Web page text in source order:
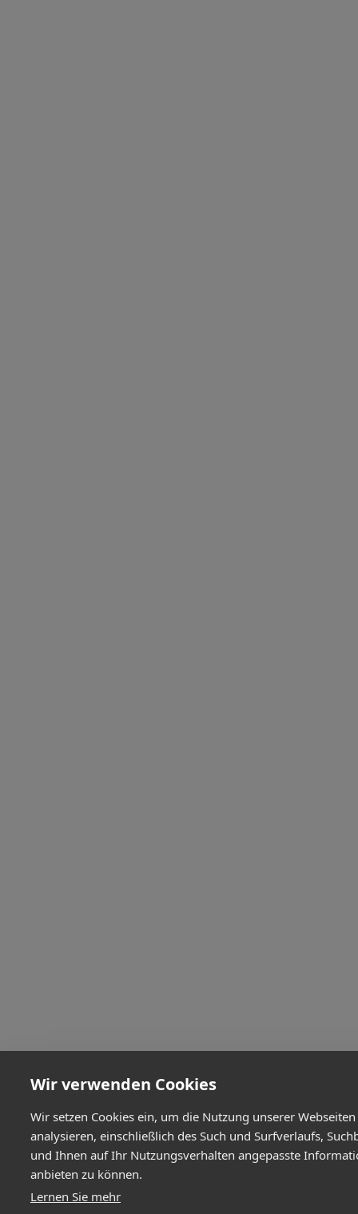
Wir verwenden Cookies
Wir setzen Cookies ein, um die Nutzung unserer
analysieren, einschließlich des Such und Surfverlaufs,
und Ihnen auf Ihr Nutzungsverhalten angepasste
anbieten zu können.
Lernen Sie mehr